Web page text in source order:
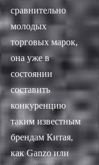
сравнительно
молодых
торговых марок,
она уже в
состоянии
составить
конкуренцию
таким известным
брендам Китая,
как Ganzo или